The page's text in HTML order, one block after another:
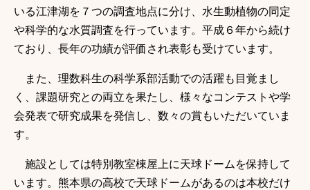
いる江津湖を７つの調査地点に分け、水生動植物の同定
や科学的な水質調査を行っています。平成６年から続け
ており、長年の功績が評価され表彰も受けています。
また、理数科生の科学系部活動での活躍も目覚まし
く、課題研究との両立を果たし、様々なコンテストや学
会発表で研究成果を発信し、数々の賞もいただいていま
す。
施設としては特別教室棟屋上に天球ドームを保持して
います。熊本県の高校で天球ドームがあるのは本校だけ